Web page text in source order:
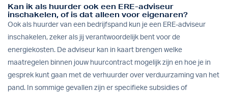
Kan ik als huurder ook een ERE-adviseur
inschakelen, of is dat alleen voor eigenaren?
Ook als huurder van een bedrijfspand kun je een ERE-adviseur
inschakelen, zeker als jij verantwoordelijk bent voor de
energiekosten. De adviseur kan in kaart brengen welke
maatregelen binnen jouw huurcontract mogelijk zijn en hoe je in
gesprek kunt gaan met de verhuurder over verduurzaming van het
pand. In sommige gevallen zijn er specifieke subsidies of